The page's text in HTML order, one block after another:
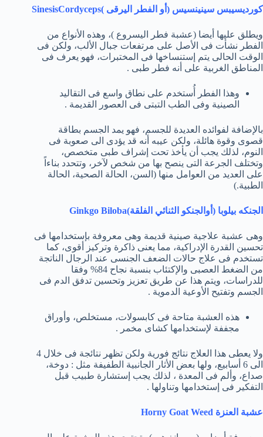
كورديسيبس سينينسيس (أو الفطر اليرقى )SinesisCordyceps
ويطلق عليها أيضا (عشبة فطر اليسروع )، وهذه الأنواع من
الفطر نشأت فى الأصل على مرتفعات جبال الألب، ولكن فى
الوقت الحالى يتم إستنساخها فى المختبرات، فهو يعرف فى
المناطق الغربية على أنه فطر طبى .
وهذا الفطر أُستخدم على نطاق واسع فى التقاليد
الصينية وفى الطب التبتى فى العصور القديمة .
بالإضافة لفوائده العديدة للجسم، فهو يمد الجسم بطاقة
قصوى وقوة هائلة، ولكن عيبه أنه قد يؤدى الى صعوبة فى
النوم، لذلك يجب أن يأخذ تحت إشراف طبى متخصص،
وتختلف الجرعة التى ينصح بها من شخص لآخر، وتتحدد بناءاً
على العديد من العوامل منها (السن، الحالة الصحية، الحالة
الطبية.)
الجنكه بيلوبا (أوالجنكو الثنائي الفلقة)Ginkgo Biloba
وهى عشبة علاجية صينية قديمة وهى معروفة بإستخدامها فى
تحسين القدرة الإدراكية، مما يعنى ذاكرة وتركيز أقوى، كما
تستخدم فى علاج حالات الضعف الجنسى عند الرجال الناتجة
من الضغط العصبى والإكتئاب بنسبة نجاح 84% وفقا
للدراسات، ويتم هذا عن طريق تعزيز وتحسين تدفق الدم فى
الجسم وتفتيح الأوعية الدموية .
هذه العشبة متاحة فى كابسولات، مستخلص، وأوراق
مجففة لإستخدامها كشاى مخمر .
ولا يعطى هذا العلاج نتائج فورية ولكن تظهر نتائجة فى خلال 4
الى 6 أسابيع، ولها بعض الأثار الجانبية الطفيفة مثل : دوخة،
صداع، وألم فى المعدة ، لذلك يجب إستشارة طبيب قبل
التفكير فى إستخدامها وتناولها .
عشبة العنزة Horny Goat Weed